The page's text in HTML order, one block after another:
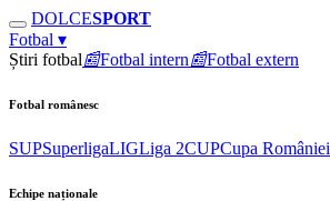
DOLCESPORT
Fotbal ▾
Știri fotbal📰Fotbal intern📰Fotbal extern
Fotbal românesc
SUPSuperligaLIGLiga 2CUPCupa României
Echipe naționale